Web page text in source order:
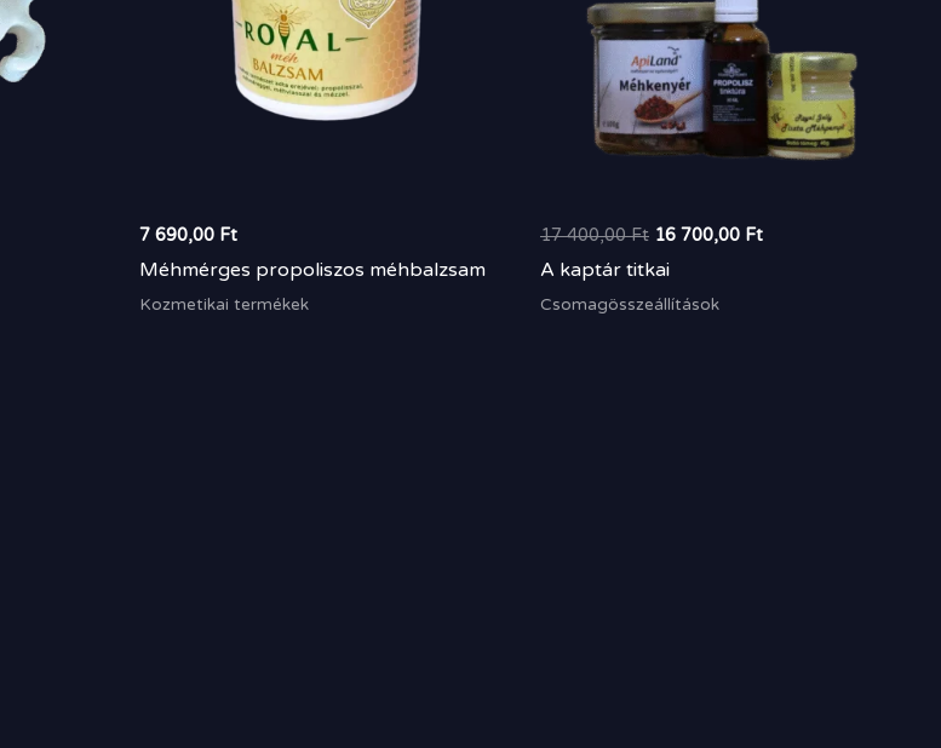
7 690,00 Ft
Méhmérges propoliszos méhbalzsam
Kozmetikai termékek
17 400,00Ft 16 700,00 Ft
A kaptár titkai
Csomagösszeállítások